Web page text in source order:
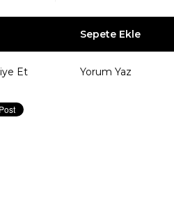
Et Yorum Yaz